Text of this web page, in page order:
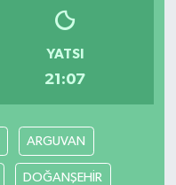
YATSI
21:07
ARGUVAN
DOĞANŞEHİR